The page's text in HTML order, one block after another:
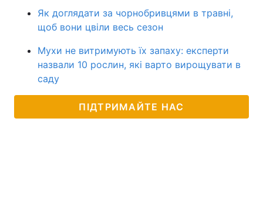
Як доглядати за чорнобривцями в травні,
щоб вони цвіли весь сезон
Мухи не витримують їх запаху: експерти
назвали 10 рослин, які варто вирощувати в
саду
ПІДТРИМАЙТЕ НАС